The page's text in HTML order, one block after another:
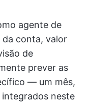
agente de
da conta, valor
de
prever as
— um mês,
neste